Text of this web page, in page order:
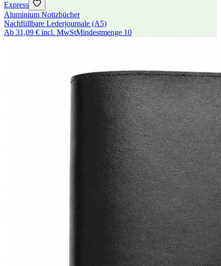
Express
Aluminium Notizbücher
Nachfüllbare Lederjournale (A5)
Ab 31,09 € incl. MwStMindestmenge 10